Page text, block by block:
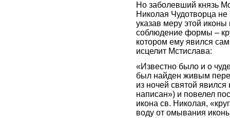
Но заболевший князь
Николая Чудотворца
указав меру этой
соблюдение формы –
котором ему явился
исцелит Мстислава:
«Известно было и о
был найден живым
из ночей святой
написан») и повелел
икона св. Николая,
воду от омывания